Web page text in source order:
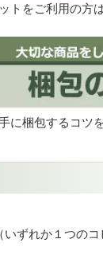
トをご利用の方
に梱包するコツ
（いずれか１つの